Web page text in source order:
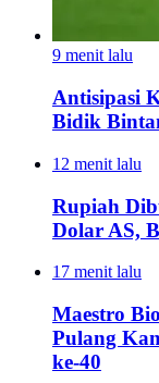
9 menit lalu
Antisipasi
Bidik
12 menit lalu
Rupiah
Dolar AS,
17 menit lalu
Maestro
Pulang
ke-40